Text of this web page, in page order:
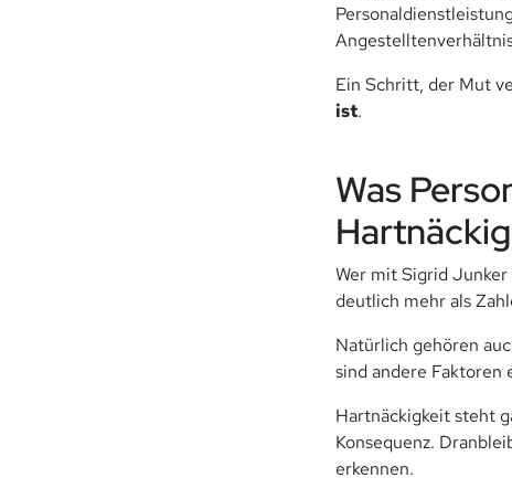
Ein Schritt, der Mut
ist.
Was
Wer mit Sigrid
deutlich mehr als
Natürlich gehören
sind andere Faktoren
Hartnäckigkeit steht
Konsequenz.
erkennen.